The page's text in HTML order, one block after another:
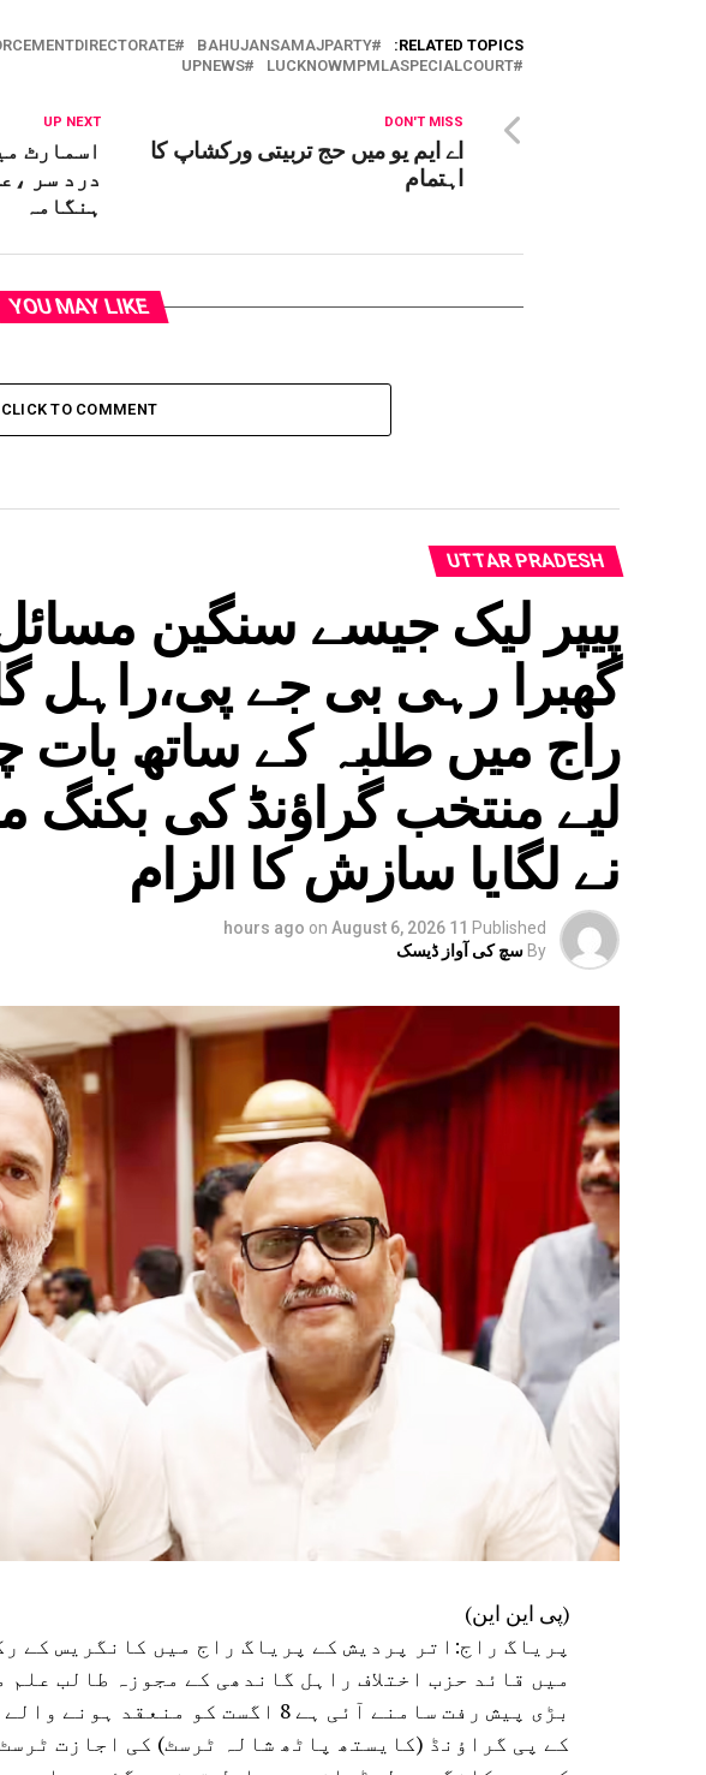
RELATED TOPICS:
BAHUJANSAMAJPARTY
LUCKNOWMPMLASPECIALCOURT
UPNEWS
UP NEXT
اسمارٹ
درد سر
ہنگامہ
DON'T MISS
اے ایم یو میں حج تربیتی ورکشاپ کا
اہتمام
YOU MAY LIKE
CLICK TO COMMENT
UTTAR PRADESH
پیپر لیک جیسے سنگین
گھبرا رہی بی جے پی،راہل
راج میں طلبہ کے ساتھ بات
لیے منتخب گراؤنڈ کی بکنگ
نے لگایا سازش کا الزام
Published
11 hours ago
on August 6, 2026
By سچ کی آواز ڈیسک
(پی این این)
پریاگ راج:اتر پردیش کے پریاگ راج میں کانگریس کے
میں قائد حزب اختلاف راہل گاندھی کے مجوزہ طالب
بڑی پیش رفت سامنے آئی ہے 8 اگست کو
کے پی گراؤنڈ (کایستھ پاٹھ شالہ ٹرسٹ) کی اجازت